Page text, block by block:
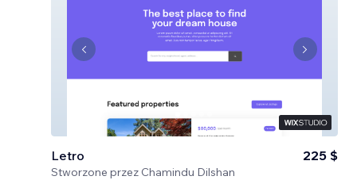
Letro
Stworzone przez Chamindu Dilshan
225 $